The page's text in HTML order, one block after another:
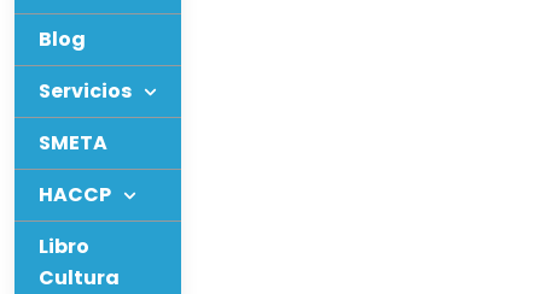
Blog
Servicios
SMETA
HACCP
Libro
Cultura